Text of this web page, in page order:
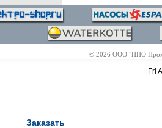
© 2026 ООО "НПО
Fri
Заказать